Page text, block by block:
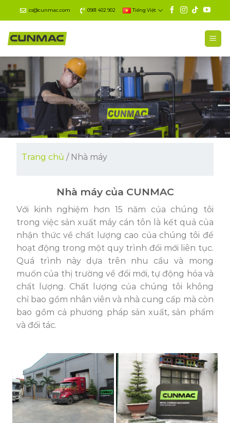
to
content
cs@cunmac.com 0981 402 902 Tiếng Việt
Trang chủ/ Nhà máy
Nhà máy của CUNMAC
Với kinh nghiệm hơn 15 năm của chúng tôi
trong việc sản xuất máy cán tôn là kết quả của
nhận thức về chất lượng cao của chúng tôi để
hoạt động trong một quy trình đổi mới liên tục.
Quá trình này dựa trên nhu cầu và mong
muốn của thị trường về đổi mới, tự động hóa và
chất lượng. Chất lượng của chúng tôi không
chỉ bao gồm nhân viên và nhà cung cấp mà còn
bao gồm cả phương pháp sản xuất, sản phẩm
và đối tác.